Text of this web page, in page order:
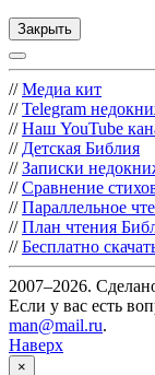
Закрыть
// Медиа кит
// Telegram
// Наш YouTube
// Детская Библия
// Записки
// Сравнение
// Параллельное
// План чтения
// Бесплатно
2007–2026.
Если у вас есть
man@mail.ru.
Наверх
×